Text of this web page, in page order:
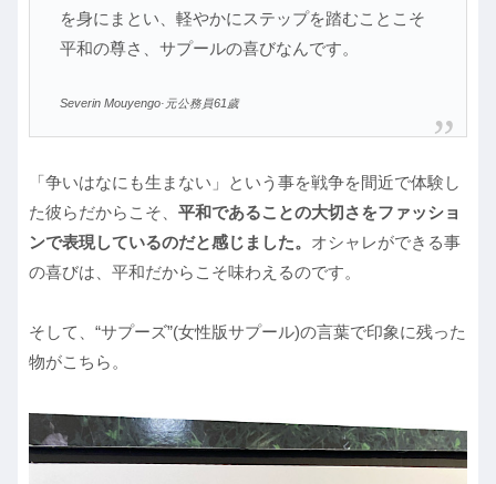
を身にまとい、軽やかにステップを踏むことこそ
平和の尊さ、サプールの喜びなんです。
Severin Mouyengo·元公務員61歲
「争いはなにも生まない」という事を戦争を間近で体験し
た彼らだからこそ、 平和であることの大切さをファッショ
ンで表現しているのだと感じました。 オシャレができる事
の喜びは、平和だからこそ味わえるのです。
そして、“サプーズ”(女性版サプール)の言葉で印象に残った
物がこちら。